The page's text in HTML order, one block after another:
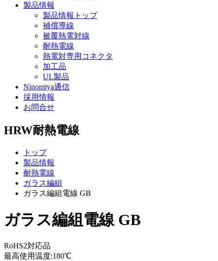
製品情報
製品情報トップ
補償導線
被覆熱電対線
耐熱電線
熱電対専用コネクタ
加工品
UL製品
Ninomiya通信
採用情報
お問合せ
HRW耐熱電線
トップ
製品情報
耐熱電線
ガラス編組
ガラス編組電線 GB
ガラス編組電線 GB
RoHS2対応品
最高使用温度:180℃